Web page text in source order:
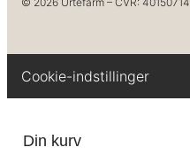
Cookie-indstillinger
Din kurv